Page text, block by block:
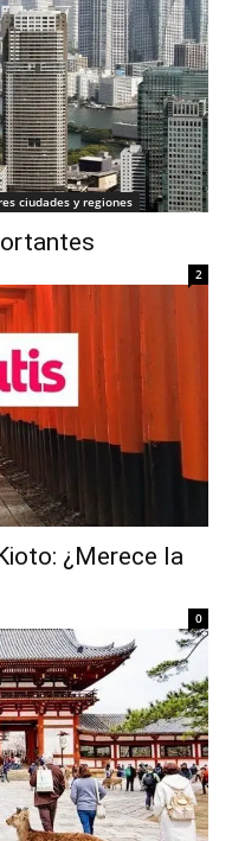
ciudades y regiones
2
¿Merece la
0